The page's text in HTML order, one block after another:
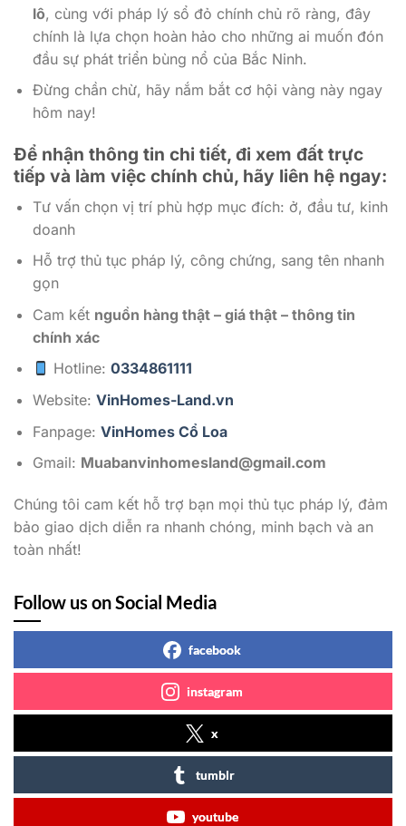
lô, cùng với pháp lý sổ đỏ chính chủ rõ ràng, đây
chính là lựa chọn hoàn hảo cho những ai muốn đón
đầu sự phát triển bùng nổ của Bắc Ninh.
Đừng chần chừ, hãy nắm bắt cơ hội vàng này ngay
hôm nay!
Để nhận thông tin chi tiết, đi xem đất trực
tiếp và làm việc chính chủ, hãy liên hệ ngay:
Tư vấn chọn vị trí phù hợp mục đích: ở, đầu tư, kinh
doanh
Hỗ trợ thủ tục pháp lý, công chứng, sang tên nhanh
gọn
Cam kết nguồn hàng thật – giá thật – thông tin
chính xác
Hotline:0334861111
Website: VinHomes-Land.vn
Fanpage: VinHomes Cổ Loa
Gmail: Muabanvinhomesland@gmail.com
Chúng tôi cam kết hỗ trợ bạn mọi thủ tục pháp lý, đảm
bảo giao dịch diễn ra nhanh chóng, minh bạch và an
toàn nhất!
Follow us on Social Media
facebook
instagram
x
tumblr
youtube